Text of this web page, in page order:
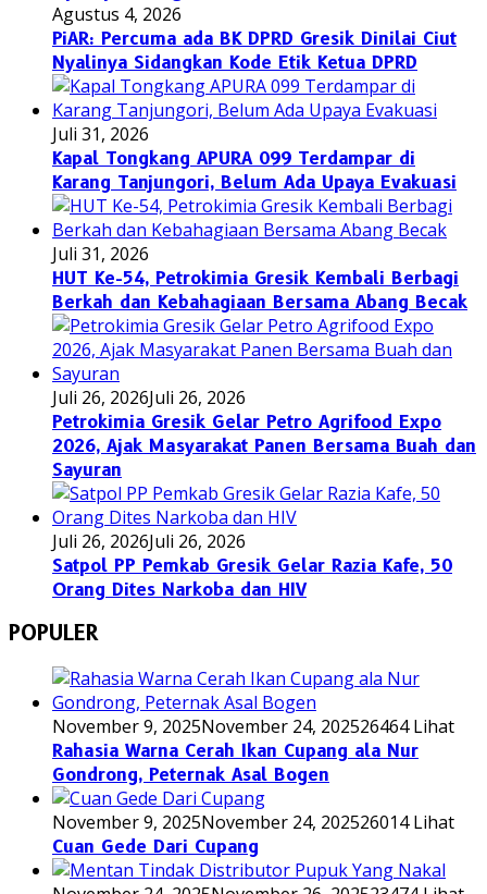
Agustus 4, 2026
PiAR: Percuma ada BK DPRD Gresik Dinilai Ciut
Nyalinya Sidangkan Kode Etik Ketua DPRD
Juli 31, 2026
Kapal Tongkang APURA 099 Terdampar di
Karang Tanjungori, Belum Ada Upaya Evakuasi
Juli 31, 2026
HUT Ke-54, Petrokimia Gresik Kembali Berbagi
Berkah dan Kebahagiaan Bersama Abang Becak
Juli 26, 2026Juli 26, 2026
Petrokimia Gresik Gelar Petro Agrifood Expo
2026, Ajak Masyarakat Panen Bersama Buah dan
Sayuran
Juli 26, 2026Juli 26, 2026
Satpol PP Pemkab Gresik Gelar Razia Kafe, 50
Orang Dites Narkoba dan HIV
POPULER
November 9, 2025November 24, 202526464 Lihat
Rahasia Warna Cerah Ikan Cupang ala Nur
Gondrong, Peternak Asal Bogen
November 9, 2025November 24, 202526014 Lihat
Cuan Gede Dari Cupang